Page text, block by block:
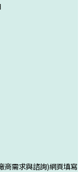
商需求與諮詢)網頁填寫